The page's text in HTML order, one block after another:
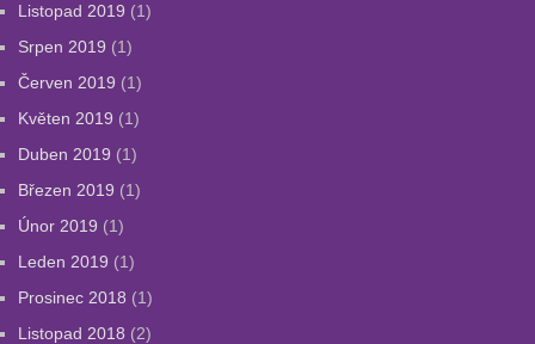
Listopad 2019 (1)
Srpen 2019 (1)
Červen 2019 (1)
Květen 2019 (1)
Duben 2019 (1)
Březen 2019 (1)
Únor 2019 (1)
Leden 2019 (1)
Prosinec 2018 (1)
Listopad 2018 (2)